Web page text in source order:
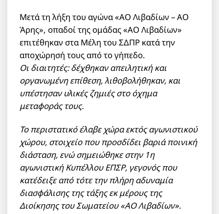
Μετά τη λήξη του αγώνα «ΑΟ Λιβαδίων – ΑΟ
Άρης», οπαδοί της ομάδας «ΑΟ Λιβαδίων»
επιτέθηκαν στα Μέλη του ΣΔΠΡ κατά την
αποχώρησή τους από το γήπεδο.
Οι διαιτητές: δέχθηκαν απειλητική και
οργανωμένη επίθεση, λιθοβολήθηκαν, και
υπέστησαν υλικές ζημιές στο όχημα
μεταφοράς τους.
Το περιστατικό έλαβε χώρα εκτός αγωνιστικού
χώρου, στοιχείο που προσδίδει βαριά ποινική
διάσταση, ενώ σημειώθηκε στην 1η
αγωνιστική Κυπέλλου ΕΠΣΡ, γεγονός που
κατέδειξε από τότε την πλήρη αδυναμία
διασφάλισης της τάξης εκ μέρους της
Διοίκησης του Σωματείου «ΑΟ Λιβαδίων».